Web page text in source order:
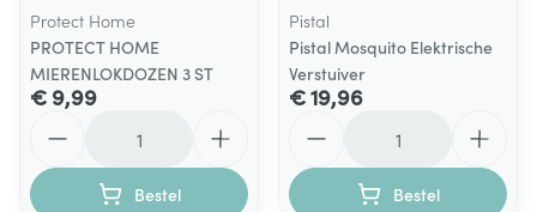
Protect Home
PROTECT HOME
MIERENLOKDOZEN 3 ST
€ 9,99
Bestel
Pistal
Pistal Mosquito Elektrische
Verstuiver
€ 19,96
Bestel